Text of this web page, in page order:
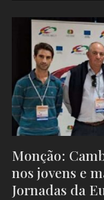
VALE DO MINHO
VILA PRAIA DE ÂNCORA
Monção:
nos jovens e
Jornadas da